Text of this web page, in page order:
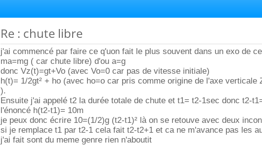
Re : chute libre
j'ai commencé par faire ce q'uon fait le plus souvent dans un exo de
ma=mg ( car chute libre) d'ou a=g
donc Vz(t)=gt+Vo (avec Vo=0 car pas de vitesse initiale)
h(t)= 1/2gt² + ho (avec ho=o car pris comme origine de l'axe verticale
).
Ensuite j'ai appelé t2 la durée totale de chute et t1= t2-1sec donc t2-
l'énoncé h(t2-t1)= 10m
je peux donc écrire 10=(1/2)g (t2-t1)² là on se retouve avec deux
si je remplace t1 par t2-1 cela fait t2-t2+1 et ca ne m'avance pas les
j'ai fait sont du meme genre rien n'aboutit